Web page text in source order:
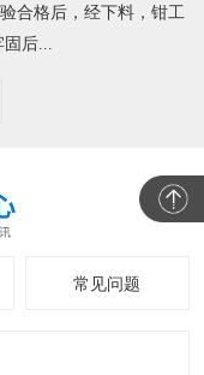
合格后，经下料，钳工
后...
常见问题